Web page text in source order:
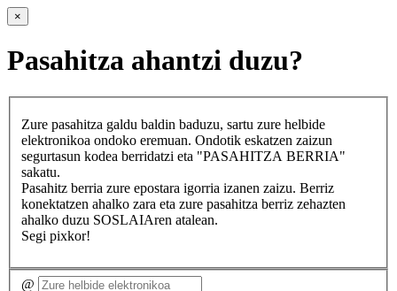
×
Pasahitza ahantzi duzu?
Zure pasahitza galdu baldin baduzu, sartu zure helbide
elektronikoa ondoko eremuan. Ondotik eskatzen zaizun
segurtasun kodea berridatzi eta "PASAHITZA BERRIA"
sakatu.
Pasahitz berria zure epostara igorria izanen zaizu. Berriz
konektatzen ahalko zara eta zure pasahitza berriz zehazten
ahalko duzu SOSLAIAren atalean.
Segi pixkor!
@